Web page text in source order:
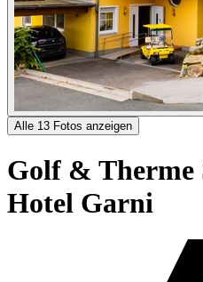
Alle 13 Fotos anzeigen
Golf & Therme
Hotel Garni